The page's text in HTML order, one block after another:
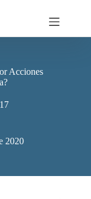
Acciones
2020